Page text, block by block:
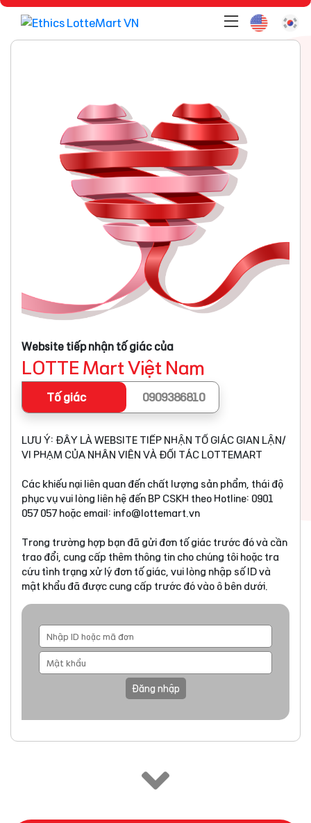
Website tiếp nhận tố giác của
LOTTE Mart Việt Nam
Tố giác 0909386810
LƯU Ý: ĐÂY LÀ WEBSITE TIẾP NHẬN TỐ GIÁC GIAN LẬN/
VI PHẠM CỦA NHÂN VIÊN VÀ ĐỐI TÁC LOTTEMART
Các khiếu nại liên quan đến chất lượng sản phẩm, thái độ
phục vụ vui lòng liên hệ đến BP CSKH theo Hotline: 0901
057 057 hoặc email: info@lottemart.vn
Trong trường hợp bạn đã gửi đơn tố giác trước đó và cần
trao đổi, cung cấp thêm thông tin cho chúng tôi hoặc tra
cứu tình trạng xử lý đơn tố giác, vui lòng nhập số ID và
mật khẩu đã được cung cấp trước đó vào ô bên dưới.
Đăng nhập